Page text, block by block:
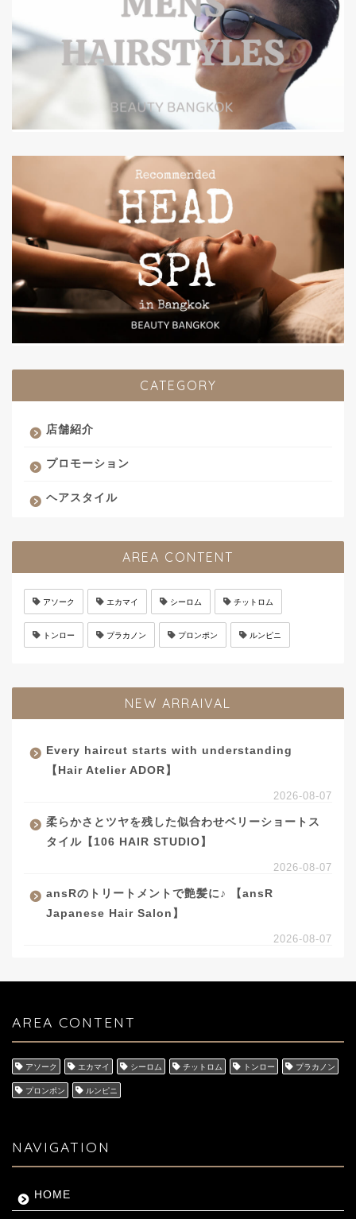
CATEGORY
店舗紹介
プロモーション
ヘアスタイル
AREA CONTENT
アソーク エカマイ シーロム チットロム
トンロー プラカノン プロンポン ルンピニ
NEW ARRAIVAL
Every haircut starts with understanding
【Hair Atelier ADOR】
2026-08-07
柔らかさとツヤを残した似合わせベリーショートス
タイル【106 HAIR STUDIO】
2026-08-07
ansRのトリートメントで艶髪に♪ 【ansR
Japanese Hair Salon】
2026-08-07
AREA CONTENT
アソーク エカマイ シーロム チットロム トンロー プラカノン
プロンポン ルンピニ
NAVIGATION
HOME